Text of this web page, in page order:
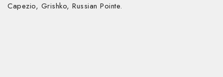
Capezio, Grishko, Russian Pointe.